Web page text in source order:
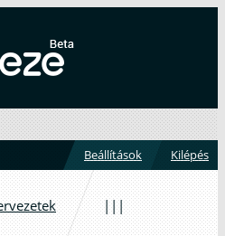
Beállítások Kilépés
|||